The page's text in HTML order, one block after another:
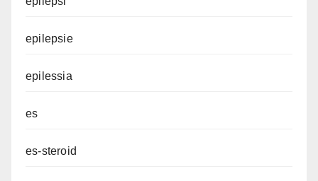
epilepsie
epilessia
es
es-steroid